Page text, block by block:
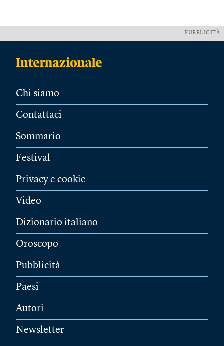
PUBBLICITÀ
Chi siamo
Contattaci
Sommario
Festival
Privacy e cookie
Video
Dizionario italiano
Oroscopo
Pubblicità
Paesi
Autori
Newsletter